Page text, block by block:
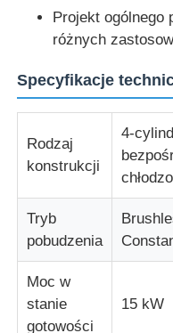
Wycieczka po
Kontrola jakości
Skontaktuj się z
Aktualności
Wszystkie przypadki
Poprosić o wycenę
Projekt ogólnego
różnych
Specyfikacje
Rodzaj
konstrukcji
4-
Tryb
pobudzenia
Moc w
stanie
gotowości
15 kW